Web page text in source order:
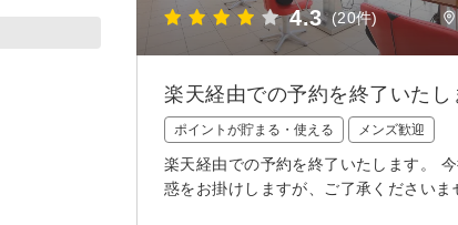
4.3 (20件)
楽天経由での予約を終了いたし
ポイントが貯まる・使える メンズ歓迎
楽天経由での予約を終了いたします。
惑をお掛けしますが、ご了承くださいま